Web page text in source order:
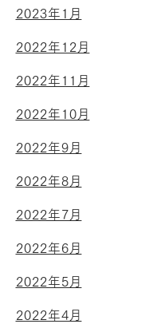
2023年1月
2022年12月
2022年11月
2022年10月
2022年9月
2022年8月
2022年7月
2022年6月
2022年5月
2022年4月